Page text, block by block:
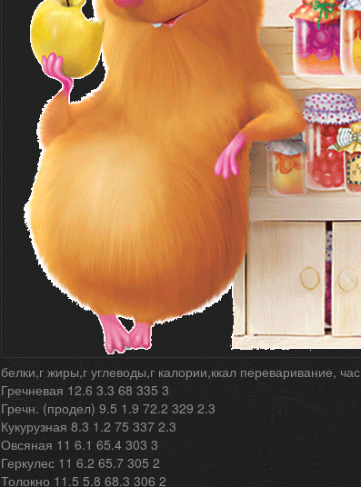
белки,г жиры,г углеводы,г калории,ккал переваривание, час
Гречневая 12.6 3.3 68 335 3
Гречн. (продел) 9.5 1.9 72.2 329 2.3
Кукурузная 8.3 1.2 75 337 2.3
Овсяная 11 6.1 65.4 303 3
Геркулес 11 6.2 65.7 305 2
Толокно 11.5 5.8 68.3 306 2